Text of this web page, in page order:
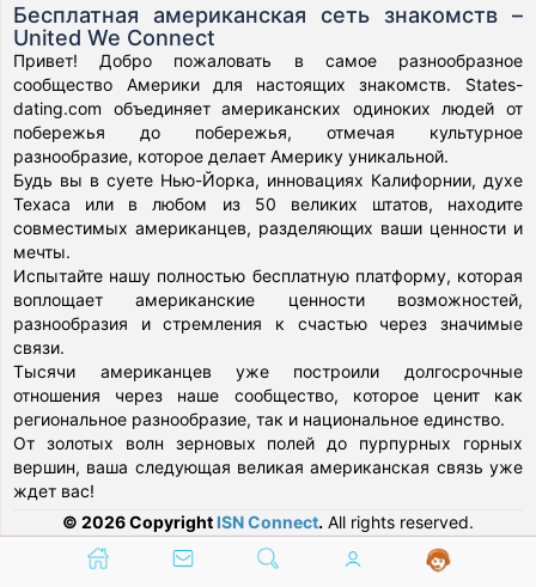
Бесплатная американская сеть знакомств –
United We Connect
Привет! Добро пожаловать в самое разнообразное
сообщество Америки для настоящих знакомств. States-
dating.com объединяет американских одиноких людей от
побережья до побережья, отмечая культурное
разнообразие, которое делает Америку уникальной.
Будь вы в суете Нью-Йорка, инновациях Калифорнии, духе
Техаса или в любом из 50 великих штатов, находите
совместимых американцев, разделяющих ваши ценности и
мечты.
Испытайте нашу полностью бесплатную платформу, которая
воплощает американские ценности возможностей,
разнообразия и стремления к счастью через значимые
связи.
Тысячи американцев уже построили долгосрочные
отношения через наше сообщество, которое ценит как
региональное разнообразие, так и национальное единство.
От золотых волн зерновых полей до пурпурных горных
вершин, ваша следующая великая американская связь уже
ждет вас!
© 2026 Copyright ISN Connect. All rights reserved.